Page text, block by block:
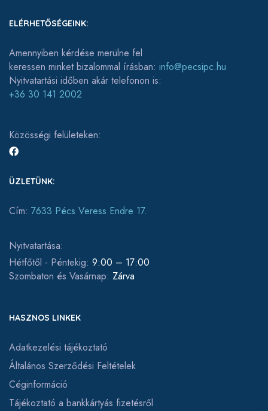
ELÉRHETŐSÉGEINK:
Amennyiben kérdése merülne fel
keressen minket bizalommal írásban: info@pecsipc.hu
Nyitvatartási időben akár telefonon is:
+36 30 141 2002
Közösségi felületeken:
ÜZLETÜNK:
Cím: 7633 Pécs Veress Endre 17.
Nyitvatartása:
Hétfőtől - Péntekig: 9:00 – 17:00
Szombaton és Vasárnap: Zárva
HASZNOS LINKEK
Adatkezelési tájékoztató
Általános Szerződési Feltételek
Céginformáció
Tájékoztató a bankkártyás fizetésről